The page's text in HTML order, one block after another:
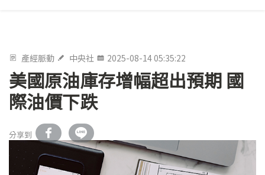
產經脈動 中央社 2025-08-14 05:35:22
美國原油庫存增幅超出預期 國
際油價下跌
分享到